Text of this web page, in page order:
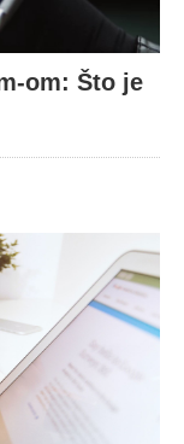
om: Što je